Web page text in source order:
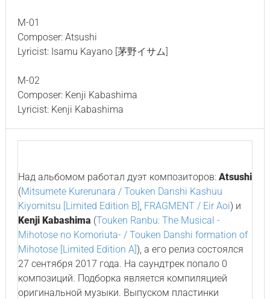
M-01
Composer: Atsushi
Lyricist: Isamu Kayano [茅野イサム]
M-02
Composer: Kenji Kabashima
Lyricist: Kenji Kabashima
Над альбомом работал дуэт композиторов: Atsushi
(Mitsumete Kurerunara / Touken Danshi Kashuu
Kiyomitsu [Limited Edition B], FRAGMENT / Eir Aoi) и
Kenji Kabashima (Touken Ranbu: The Musical -
Mihotose no Komoriuta- / Touken Danshi formation of
Mihotose [Limited Edition A]), а его релиз состоялся
27 сентября 2017 года. На саундтрек попало 0
композиций. Подборка является компиляцией
оригинальной музыки. Выпуском пластинки